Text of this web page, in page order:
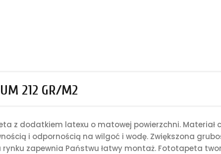
212 GR/M2
z dodatkiem latexu o matowej powierzchni. Materiał
i odpornością na wilgoć i wodę. Zwiększona
zapewnia Państwu łatwy montaż. Fototapeta